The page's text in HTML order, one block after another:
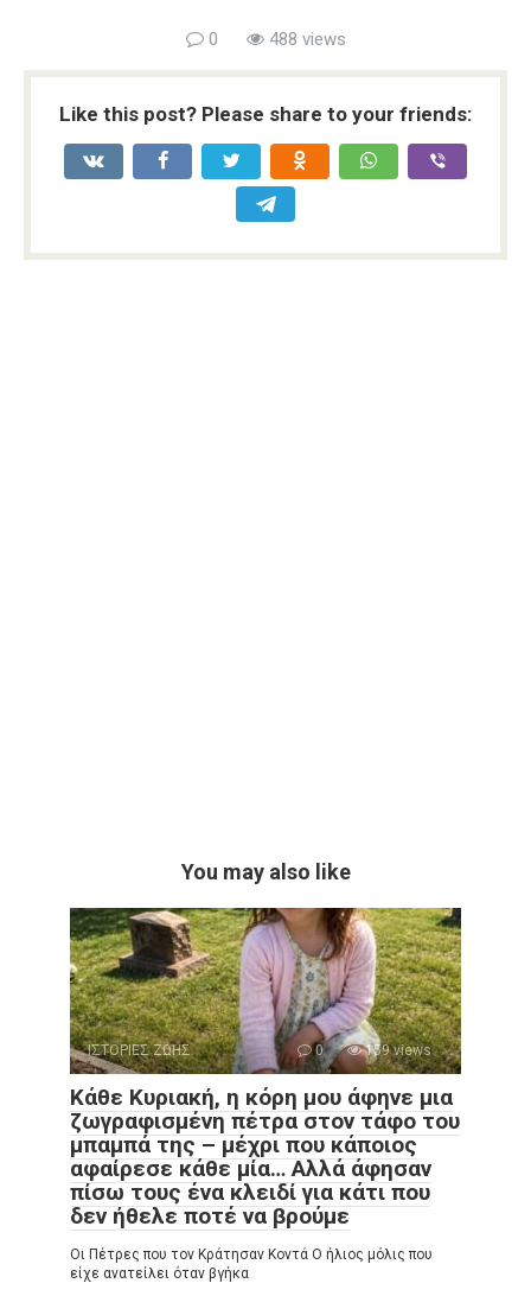
0 488 views
Like this post? Please share to your friends:
You may also like
ΙΣΤΟΡΙΕΣ ΖΩΗΣ 0 159 views
Κάθε Κυριακή, η κόρη μου άφηνε μια
ζωγραφισμένη πέτρα στον τάφο του
μπαμπά της – μέχρι που κάποιος
αφαίρεσε κάθε μία… Αλλά άφησαν
πίσω τους ένα κλειδί για κάτι που
δεν ήθελε ποτέ να βρούμε
Οι Πέτρες που τον Κράτησαν Κοντά Ο ήλιος μόλις που
είχε ανατείλει όταν βγήκα